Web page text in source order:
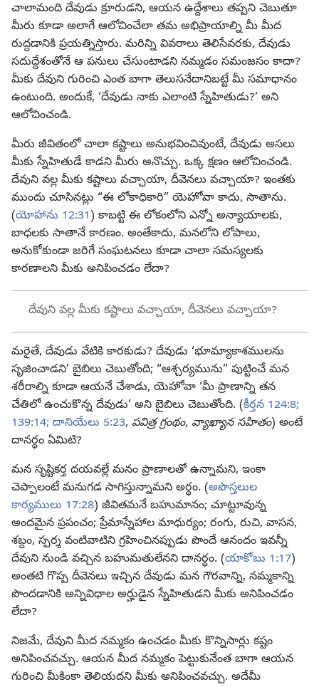
చాలామంది దేవుడు క్రూరుడని, ఆయన ఉద్దేశాలు తప్పని చెబుతూ
మీరు కూడా అలాగే ఆలోచించేలా తమ అభిప్రాయాల్ని మీ మీద
రుద్దడానికి ప్రయత్నిస్తారు. మరిన్ని వివరాలు తెలిసేవరకు, దేవుడు
సదుద్దేశంతోనే ఆ పనులు చేసుంటాడని నమ్మడం సమంజసం కాదా?
మీకు దేవుని గురించి ఎంత బాగా తెలుసనేదానిబట్టే మీ సమాధానం
ఉంటుంది. అందుకే, ‘దేవుడు నాకు ఎలాంటి స్నేహితుడు?’ అని
ఆలోచించండి.
మీరు జీవితంలో చాలా కష్టాలు అనుభవించివుంటే, దేవుడు అసలు
మీకు స్నేహితుడే కాడని మీరు అనొచ్చు. ఒక్క క్షణం ఆలోచించండి.
దేవుని వల్ల మీకు కష్టాలు వచ్చాయా, దీవెనలు వచ్చాయా? ఇంతకు
ముందు చూసినట్లు “ఈ లోకాధికారి” యెహోవా కాదు, సాతాను.
(యోహాను 12:31) కాబట్టి ఈ లోకంలోని ఎన్నో అన్యాయాలకు,
బాధలకు సాతానే కారణం. అంతేకాదు, మనలోని లోపాలు,
అనుకోకుండా జరిగే సంఘటనలు కూడా చాలా సమస్యలకు
కారణాలని మీకు అనిపించడం లేదా?
దేవుని వల్ల మీకు కష్టాలు వచ్చాయా, దీవెనలు వచ్చాయా?
మరైతే, దేవుడు వేటికి కారకుడు? దేవుడు ‘భూమ్యాకాశములను
సృజించాడని’ బైబిలు చెబుతోంది; “ఆశ్చర్యమును” పుట్టించే మన
శరీరాల్ని కూడా ఆయనే చేశాడు, యెహోవా ‘మీ ప్రాణాన్ని తన
చేతిలో ఉంచుకొన్న దేవుడు’ అని బైబిలు చెబుతోంది. (కీర్తన 124:8;
139:14; దానియేలు 5:23, పవిత్ర గ్రంథం, వ్యాఖ్యాన సహితం) అంటే
దానర్థం ఏమిటి?
మన సృష్టికర్త దయవల్లే మనం ప్రాణాలతో ఉన్నామని, ఇంకా
చెప్పాలంటే మనుగడ సాగిస్తున్నామని అర్థం. (అపొస్తలుల
కార్యములు 17:28) జీవితమనే బహుమానం; చూట్టూవున్న
అందమైన ప్రపంచం; ప్రేమాస్నేహాల మాధుర్యం; రంగు, రుచి, వాసన,
శబ్దం, స్పర్శ వంటివాటిని గ్రహించినప్పుడు పొందే ఆనందం ఇవన్నీ
దేవుని నుండి వచ్చిన బహుమతులేనని దానర్థం. (యాకోబు 1:17)
అంతటి గొప్ప దీవెనలు ఇచ్చిన దేవుడు మన గౌరవాన్ని, నమ్మకాన్ని
పొందడానికి అన్నివిధాల అర్హుడైన స్నేహితుడని మీకు అనిపించడం
లేదా?
నిజమే, దేవుని మీద నమ్మకం ఉంచడం మీకు కొన్నిసార్లు కష్టం
అనిపించవచ్చు. ఆయన మీద నమ్మకం పెట్టుకునేంత బాగా ఆయన
గురించి మీకింకా తెలియదని మీకు అనిపించవచ్చు. అదేమీ